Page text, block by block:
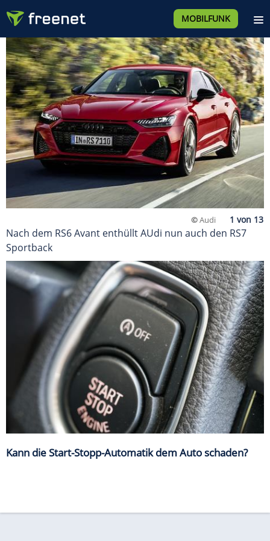
MOBILFUNK
©Audi
Nach dem RS6 Avant enthüllt AUdi nun auch den RS7
Sportback
Kann die Start-Stopp-Automatik dem Auto schaden?